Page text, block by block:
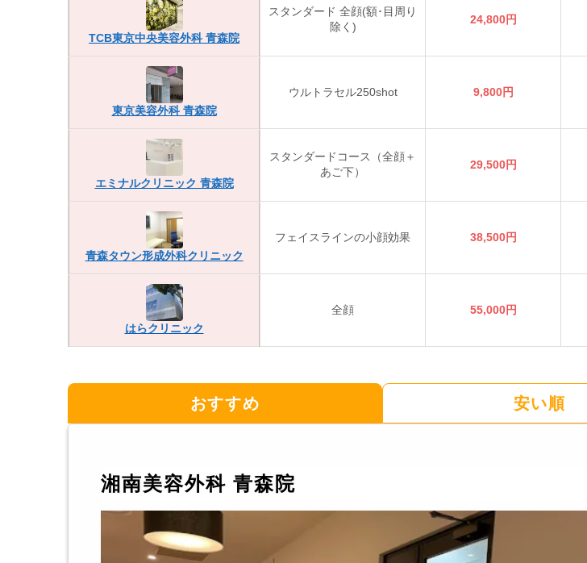
TCB東京中央美容外科 青森院
スタンダード 全顔(額･目周り
除く)
24,800円
東京美容外科 青森院
ウルトラセル250shot 9,800円
エミナルクリニック 青森院
スタンダードコース（全顔＋
あご下）
29,500円
青森タウン形成外科クリニック
フェイスラインの小顔効果 38,500円
はらクリニック
全顔 55,000円
おすすめ 安い順
湘南美容外科 青森院